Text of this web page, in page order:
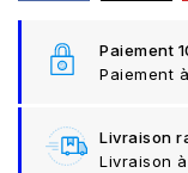
Paiement
Paiement
Livraison
Livraison